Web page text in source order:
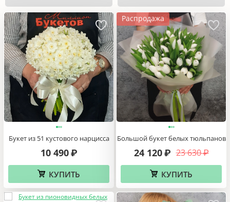
Букет из 51 кустового нарцисса
10 490 ₽
КУПИТЬ
Распродажа
Большой букет белых тюльпанов
23 630 ₽
24 120 ₽
КУПИТЬ